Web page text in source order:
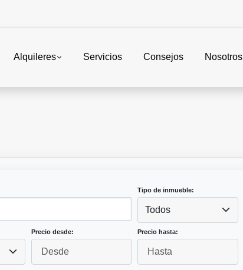
Alquileres Servicios Consejos Nosotros
Tipo de inmueble:
Todos
Precio desde: Precio hasta: